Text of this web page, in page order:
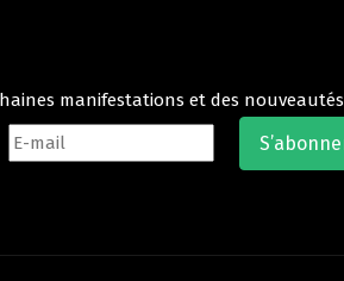
manifestations et des nouveautés